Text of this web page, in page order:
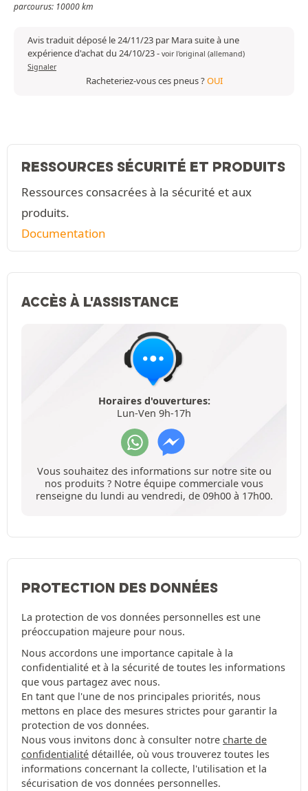
parcourus: 10000 km
Avis traduit déposé le 24/11/23 par Mara suite à une
expérience d'achat du 24/10/23- voir l'original (allemand)
Signaler
Racheteriez-vous ces pneus ?OUI
RESSOURCES SÉCURITÉ ET PRODUITS
Ressources consacrées à la sécurité et aux
produits.
Documentation
ACCÈS À L'ASSISTANCE
Horaires d'ouvertures:
Lun-Ven 9h-17h
Vous souhaitez des informations sur notre site ou
nos produits ? Notre équipe commerciale vous
renseigne du lundi au vendredi, de 09h00 à 17h00.
PROTECTION DES DONNÉES
La protection de vos données personnelles est une
préoccupation majeure pour nous.
Nous accordons une importance capitale à la
confidentialité et à la sécurité de toutes les informations
que vous partagez avec nous.
En tant que l'une de nos principales priorités, nous
mettons en place des mesures strictes pour garantir la
protection de vos données.
Nous vous invitons donc à consulter notre charte de
confidentialité détaillée, où vous trouverez toutes les
informations concernant la collecte, l'utilisation et la
sécurisation de vos données personnelles.